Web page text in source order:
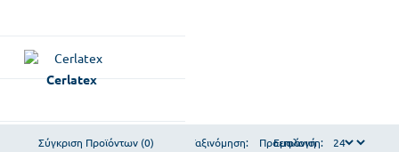
Cerlatex
Σύγκριση Προϊόντων (0) Εμφάνιση:
Ταξινόμηση: